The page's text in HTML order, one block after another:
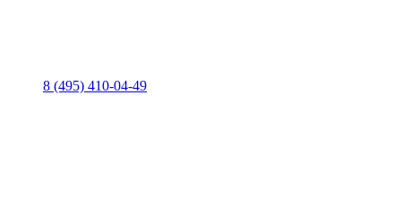
8 (495) 410-04-49